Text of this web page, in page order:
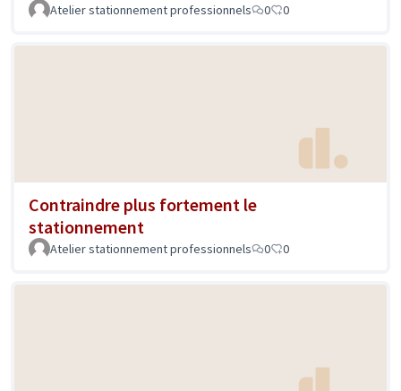
Atelier stationnement professionnels 0 0
Contraindre plus fortement le
stationnement
Atelier stationnement professionnels 0 0